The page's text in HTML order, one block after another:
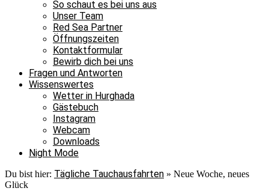
So schaut es bei uns aus
Unser Team
Red Sea Partner
Öffnungszeiten
Kontaktformular
Bewirb dich bei uns
Fragen und Antworten
Wissenswertes
Wetter in Hurghada
Gästebuch
Instagram
Webcam
Downloads
Night Mode
Du bist hier: Tägliche Tauchausfahrten » Neue Woche, neues
Glück